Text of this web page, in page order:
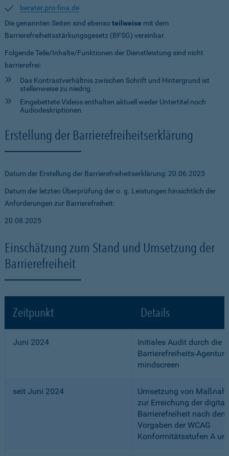
berater.pro-fina.de
Die genannten Seiten sind ebensoteilweise mit dem
Barrierefreiheitsstärkungsgesetz (BFSG) vereinbar.
Folgende Teile/Inhalte/Funktionen der Dienstleistung sind nicht
barrierefrei:
Das Kontrastverhältnis zwischen Schrift und Hintergrund ist
stellenweise zu niedrig.
Eingebettete Videos enthalten aktuell weder Untertitel noch
Audiodeskriptionen.
Erstellung der Barrierefreiheitserklärung
Datum der Erstellung der Barrierefreiheitserklärung: 20.06.2025
Datum der letzten Überprüfung der o. g. Leistungen hinsichtlich der
Anforderungen zur Barrierefreiheit:
20.08.2025
Einschätzung zum Stand und Umsetzung der
Barrierefreiheit
Zeitpunkt Details
Juni 2024
Initiales Audit durch die
Barrierefreiheits-Agentur
mindscreen
seit Juni 2024
Umsetzung von
zur Erreichung der
Barrierefreiheit nach den
Vorgaben der WCAG
Konformitätsstufen A